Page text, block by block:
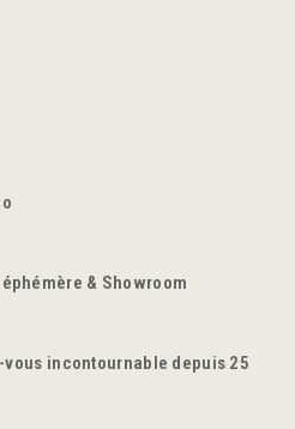
éphémère & Showroom
vous incontournable depuis 25